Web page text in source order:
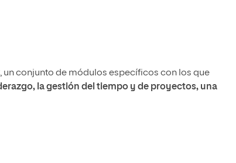
, un conjunto de módulos específicos con los que
la gestión del tiempo y de proyectos, una